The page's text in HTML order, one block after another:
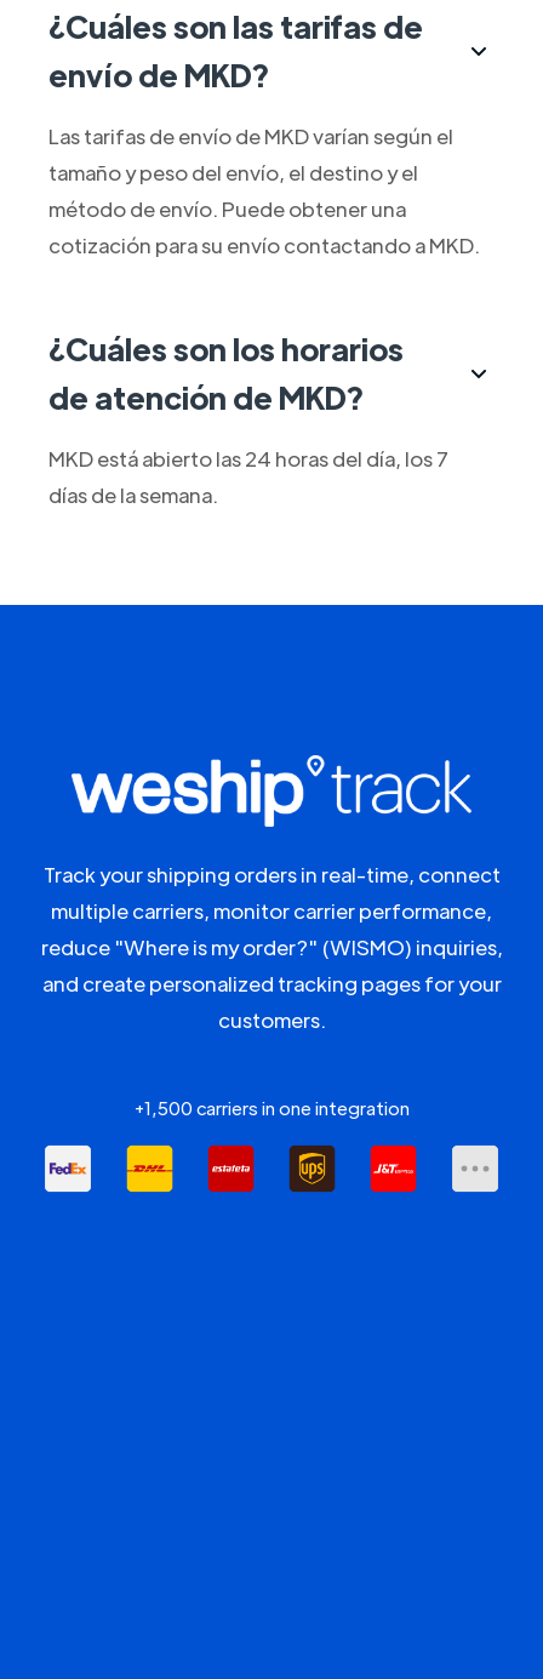
¿Cuáles son las tarifas de
envío de MKD?
Las tarifas de envío de MKD varían según el
tamaño y peso del envío, el destino y el
método de envío. Puede obtener una
cotización para su envío contactando a MKD.
¿Cuáles son los horarios
de atención de MKD?
MKD está abierto las 24 horas del día, los 7
días de la semana.
Track your shipping orders in real-time, connect
multiple carriers, monitor carrier performance,
reduce "Where is my order?" (WISMO) inquiries,
and create personalized tracking pages for your
customers.
+1,500 carriers in one integration